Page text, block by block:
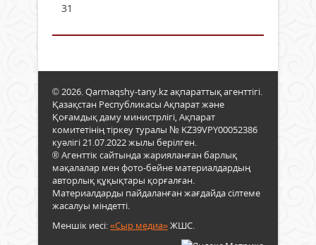
31
© 2026. Qarmaqshy-tany.kz ақпараттық агенттігі.
Қазақстан Республикасы Ақпарат және
Қоғамдық даму министрлігі, Ақпарат
комитетінің тіркеу туралы № KZ39VPY00052386
куәлігі 21.07.2022 жылы берілген.
® Агенттік сайтында жарияланған барлық
мақалалар мен фото-бейне материалдардың
авторлық құқықтары қорғалған.
Материалдарды пайдаланған жағдайда сілтеме
жасалуы міндетті.
Меншік иесі:«Сыр медиа»ЖШС.